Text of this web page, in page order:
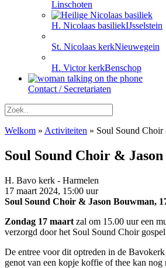
Linschoten
H. Nicolaas basiliekIJsselstein
St. Nicolaas kerkNieuwegein
H. Victor kerkBenschop
Contact / Secretariaten
Welkom » Activiteiten » Soul Sound
Soul Sound Choir &
H. Bavo kerk - Harmelen
17 maart 2024, 15:00 uur
Soul Sound Choir & Jason Bouwman,
Zondag 17 maart zal om 15.00 uur een
verzorgd door het Soul Sound Choir
De entree voor dit optreden in de
genot van een kopje koffie of thee kan nog